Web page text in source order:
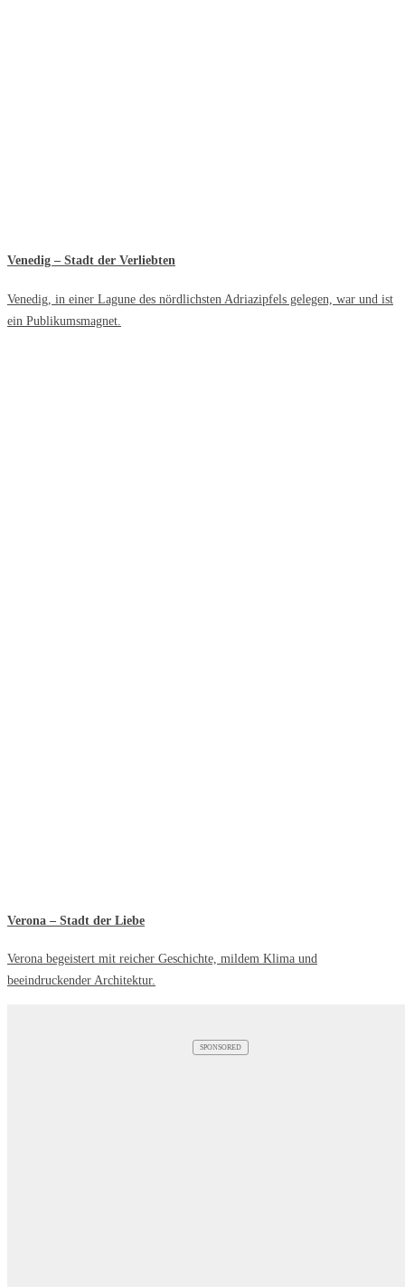
Venedig – Stadt der Verliebten
Venedig, in einer Lagune des nördlichsten Adriazipfels gelegen, war und ist
ein Publikumsmagnet.
Verona – Stadt der Liebe
Verona begeistert mit reicher Geschichte, mildem Klima und
beeindruckender Architektur.
SPONSORED